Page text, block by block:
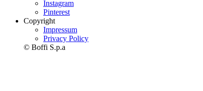
Instagram
Pinterest
Copyright
Impressum
Privacy Policy
© Boffi S.p.a